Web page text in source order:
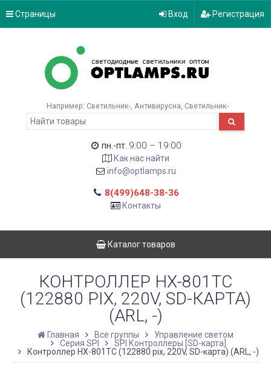
Страницы Вход Регистрация
Например: Светильник- Антивирусна Светильник-
пн.-пт. 9:00 – 19:00
Как нас найти
info@optlamps.ru
8(499)648-38-36
Контакты
Каталог товаров
КОНТРОЛЛЕР HX-801TC
(122880 PIX, 220V, SD-КАРТА)
(ARL, -)
Главная Все группы
Управление светом
Серия SPI
SPI Контроллеры [SD-карта]
Контроллер HX-801TC (122880 pix, 220V, SD-карта) (ARL, -)